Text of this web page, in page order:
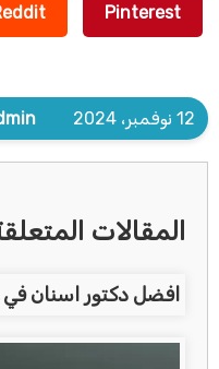
Pinterest
12 نوفمبر، 2024
المقالات
افضل دكتور اسنان